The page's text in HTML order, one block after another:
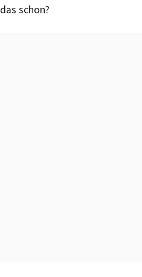
das schon?